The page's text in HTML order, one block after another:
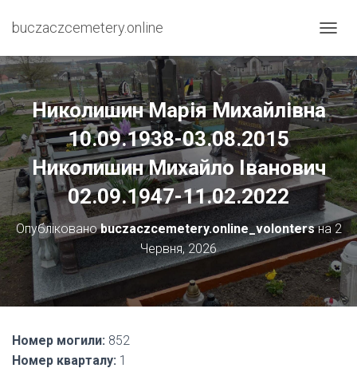
buczaczcemetery.online
Е
Р
Е
М
К
Н
У
Т
И
Н
А
В
Г
А
Ц
І
Николишин Марія Михайлівна
10.09.1938-03.08.2015
Николишин Михайло Іванович
02.09.1947-11.02.2022
Опублікованоbuczaczcemetery.online_volontersна 2
Червня, 2026
Номер могили: 852
Номер кварталу: 1